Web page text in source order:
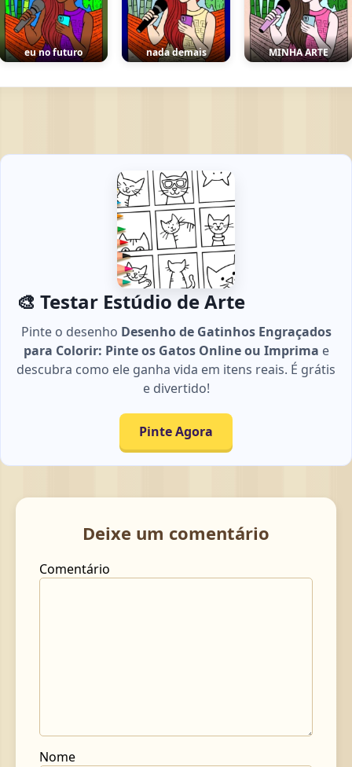
eu no futuro nada demais MINHA ARTE
🎨 Testar Estúdio de Arte
Pinte o desenho Desenho de Gatinhos Engraçados
para Colorir: Pinte os Gatos Online ou Imprima e
descubra como ele ganha vida em itens reais. É grátis
e divertido!
Pinte Agora
Deixe um comentário
Comentário
Nome